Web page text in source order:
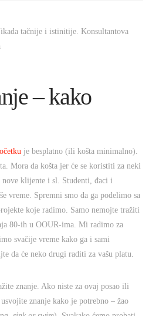
tačnije i istinitije. Konsultantova
– kako
je besplatno (ili košta minimalno).
Mora da košta jer će se koristiti za neki
klijente i sl. Studenti, đaci i
vreme. Spremni smo da ga podelimo sa
koje radimo. Samo nemojte tražiti
80-ih u OOUR-ima. Mi radimo za
svačije vreme kako ga i sami
da će neko drugi raditi za vašu platu.
znanje. Ako niste za ovaj posao ili
znanje kako je potrebno – žao